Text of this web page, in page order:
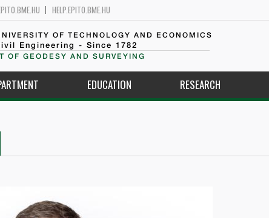
HELP.EPITO.BME.HU
OF TECHNOLOGY AND ECONOMICS
Engineering - Since 1782
OF GEODESY AND SURVEYING
EDUCATION RESEARCH